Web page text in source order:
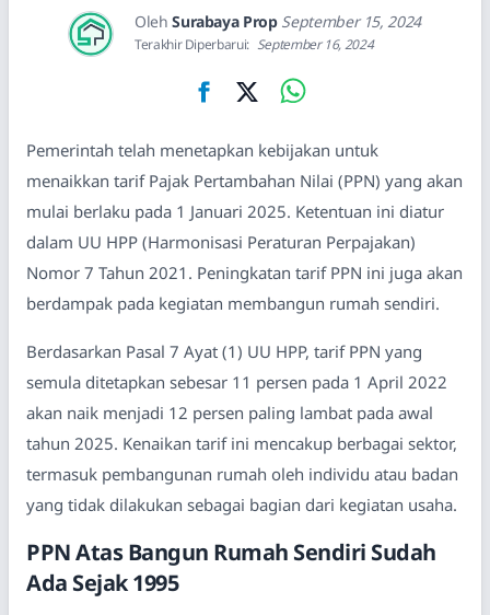
OlehSurabaya Prop September 15, 2024
Terakhir Diperbarui: September 16, 2024
Pemerintah telah menetapkan kebijakan untuk
menaikkan tarif Pajak Pertambahan Nilai (PPN) yang akan
mulai berlaku pada 1 Januari 2025. Ketentuan ini diatur
dalam UU HPP (Harmonisasi Peraturan Perpajakan)
Nomor 7 Tahun 2021. Peningkatan tarif PPN ini juga akan
berdampak pada kegiatan membangun rumah sendiri.
Berdasarkan Pasal 7 Ayat (1) UU HPP, tarif PPN yang
semula ditetapkan sebesar 11 persen pada 1 April 2022
akan naik menjadi 12 persen paling lambat pada awal
tahun 2025. Kenaikan tarif ini mencakup berbagai sektor,
termasuk pembangunan rumah oleh individu atau badan
yang tidak dilakukan sebagai bagian dari kegiatan usaha.
PPN Atas Bangun Rumah Sendiri Sudah
Ada Sejak 1995